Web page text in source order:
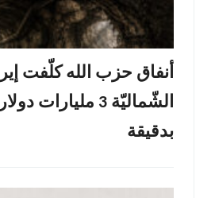
أنفاق حزب الله كلّفت
الشّماليّة 3
بدقيقة